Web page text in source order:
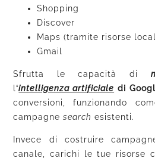
Shopping
Discover
Maps (tramite risorse
Gmail
Sfrutta le capacità di
l‘intelligenza artificiale di
conversioni, funzionando
campagnesearch esistenti.
Invece di costruire
canale, carichi le tue risorse